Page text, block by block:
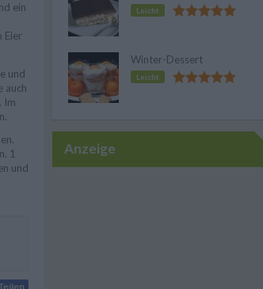
ein
Eier
und
auch
Im
1
und
Leicht
Winter-Dessert
Leicht
Anzeige